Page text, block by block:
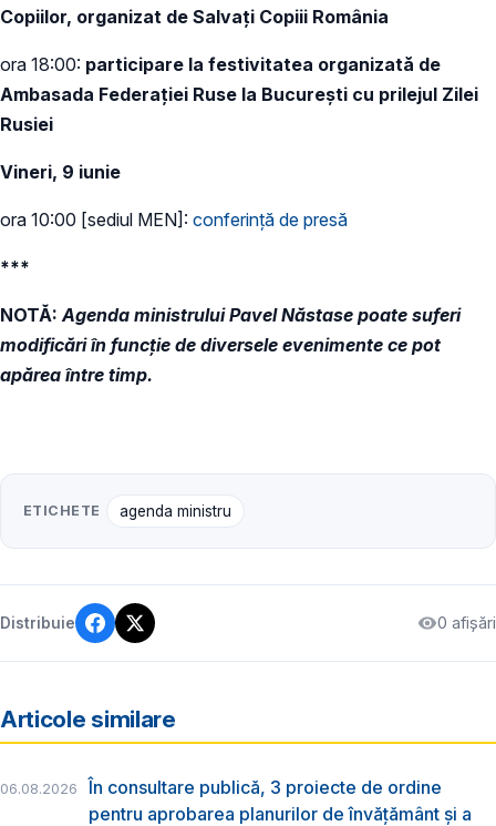
Copiilor, organizat de Salvați Copiii România
ora 18:00: participare la festivitatea organizată de
Ambasada Federației Ruse la București cu prilejul Zilei
Rusiei
Vineri, 9 iunie
ora 10:00 [sediul MEN]: conferință de presă
***
NOTĂ:Agenda ministrului Pavel Năstase poate suferi
modificări în funcție de diversele evenimente ce pot
apărea între timp.
ETICHETE agenda ministru
Distribuie 0 afișări
Articole similare
06.08.2026
În consultare publică, 3 proiecte de ordine
pentru aprobarea planurilor de învățământ și a